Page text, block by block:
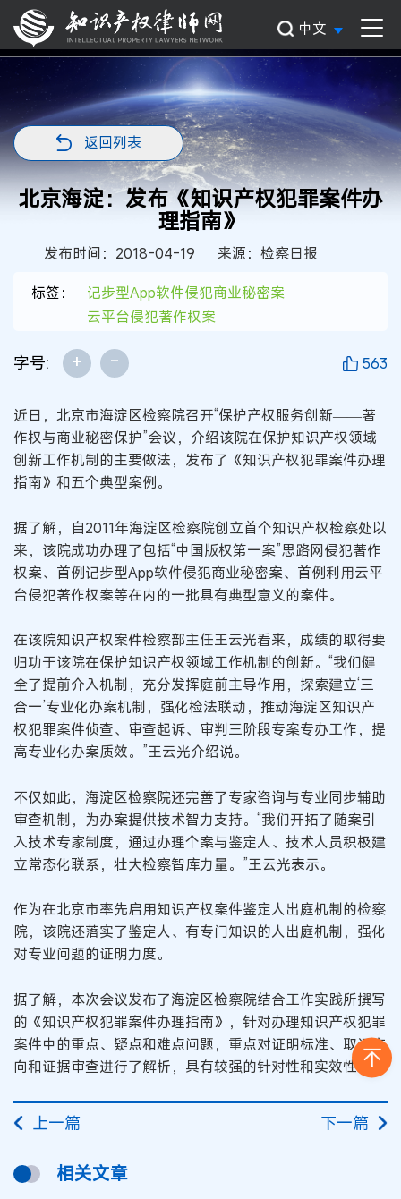
中文
返回列表
北京海淀：发布《知识产权犯罪案件办
理指南》
发布时间：2018-04-19
来源：检察日报
标签：
记步型App软件侵犯商业秘密案
云平台侵犯著作权案
字号: + - 563
近日，北京市海淀区检察院召开“保护产权服务创新——著
作权与商业秘密保护”会议，介绍该院在保护知识产权领域
创新工作机制的主要做法，发布了《知识产权犯罪案件办理
指南》和五个典型案例。
据了解，自2011年海淀区检察院创立首个知识产权检察处以
来，该院成功办理了包括“中国版权第一案”思路网侵犯著作
权案、首例记步型App软件侵犯商业秘密案、首例利用云平
台侵犯著作权案等在内的一批具有典型意义的案件。
在该院知识产权案件检察部主任王云光看来，成绩的取得要
归功于该院在保护知识产权领域工作机制的创新。“我们健
全了提前介入机制，充分发挥庭前主导作用，探索建立‘三
合一’专业化办案机制，强化检法联动，推动海淀区知识产
权犯罪案件侦查、审查起诉、审判三阶段专案专办工作，提
高专业化办案质效。”王云光介绍说。
不仅如此，海淀区检察院还完善了专家咨询与专业同步辅助
审查机制，为办案提供技术智力支持。“我们开拓了随案引
入技术专家制度，通过办理个案与鉴定人、技术人员积极建
立常态化联系，壮大检察智库力量。”王云光表示。
作为在北京市率先启用知识产权案件鉴定人出庭机制的检察
院，该院还落实了鉴定人、有专门知识的人出庭机制，强化
对专业问题的证明力度。
据了解，本次会议发布了海淀区检察院结合工作实践所撰写
的《知识产权犯罪案件办理指南》，针对办理知识产权犯罪
案件中的重点、疑点和难点问题，重点对证明标准、取证方
向和证据审查进行了解析，具有较强的针对性和实效性。
上一篇 下一篇
相关文章